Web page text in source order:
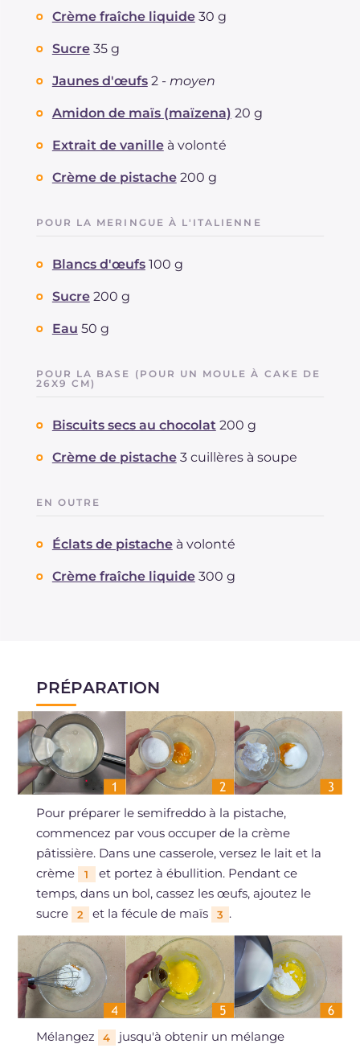
Crème fraîche liquide 30 g
Sucre 35 g
Jaunes d'œufs 2 - moyen
Amidon de maïs (maïzena) 20 g
Extrait de vanille à volonté
Crème de pistache 200 g
POUR LA MERINGUE À L'ITALIENNE
Blancs d'œufs 100 g
Sucre 200 g
Eau 50 g
POUR LA BASE (POUR UN MOULE À CAKE DE
26X9 CM)
Biscuits secs au chocolat 200 g
Crème de pistache 3 cuillères à soupe
EN OUTRE
Éclats de pistache à volonté
Crème fraîche liquide 300 g
PRÉPARATION
Pour préparer le semifreddo à la pistache,
commencez par vous occuper de la crème
pâtissière. Dans une casserole, versez le lait et la
crème
1
et portez à ébullition. Pendant ce
temps, dans un bol, cassez les œufs, ajoutez le
sucre
2 et la fécule de maïs 3 .
Mélangez 4
jusqu'à obtenir un mélange